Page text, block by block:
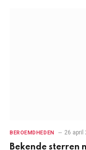
BEROEMDHEDEN 26 april
Bekende sterren